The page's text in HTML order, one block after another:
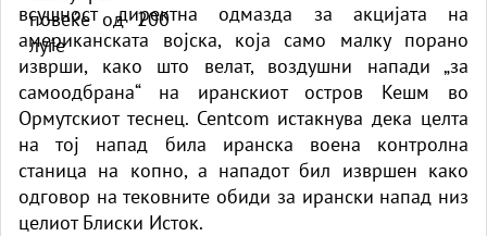
всушност директна одмазда за акцијата на
американската војска, која само малку порано
изврши, како што велат, воздушни напади „за
самоодбрана“ на иранскиот остров Кешм во
Ормутскиот теснец. Centcom истакнува дека целта
на тој напад била иранска воена контролна
станица на копно, а нападот бил извршен како
одговор на тековните обиди за ирански напад низ
целиот Блиски Исток.